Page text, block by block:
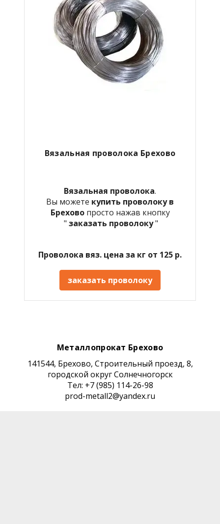
Вязальная проволока Брехово
Вязальная проволока.
Вы можете купить проволоку в
Брехово просто нажав кнопку
" заказать проволоку"
Проволока вяз. цена за кг от 125 р.
заказать проволоку
Металлопрокат Брехово
141544, Брехово, Строительный проезд, 8,
городской округ Солнечногорск
Тел: +7 (985) 114-26-98
prod-metall2@yandex.ru